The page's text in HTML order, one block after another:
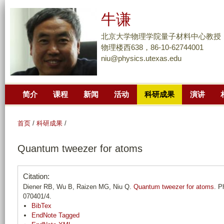
到
主
牛谦
北京大学物理学院量子材料中心教授
物理楼西638，86-10-62744001
niu@physics.utexas.edu
简介 课程 新闻 活动 科研成果 演讲
首页 / 科研成果 /
Quantum tweezer for atoms
Citation:
Diener RB, Wu B, Raizen MG, Niu Q. Quantum tweezer for atoms.
070401/4.
BibTex
EndNote Tagged